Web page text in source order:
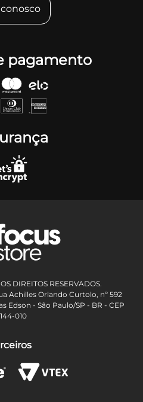
pagamento
DIREITOS RESERVADOS.
Achilles Orlando Curtolo, nº 592
Edson - São Paulo/SP - BR - CEP
010